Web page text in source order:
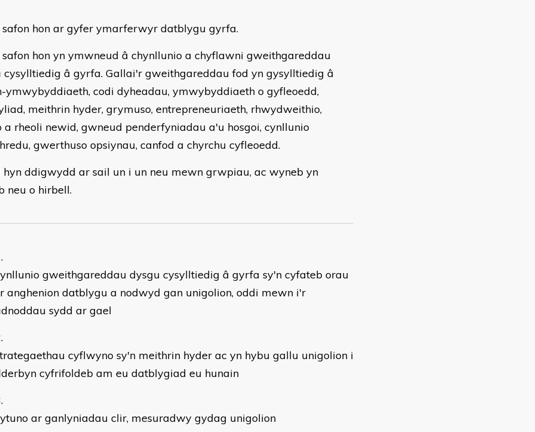
safon hon ar gyfer ymarferwyr datblygu gyrfa.
hon yn ymwneud â chynllunio a chyflawni gweithgareddau
cysylltiedig â gyrfa. Gallai'r gweithgareddau fod yn gysylltiedig â
ymwybyddiaeth, codi dyheadau, ymwybyddiaeth o gyfleoedd,
meithrin hyder, grymuso, entrepreneuriaeth, rhwydweithio,
a rheoli newid, gwneud penderfyniadau a'u hosgoi, cynllunio
gwerthuso opsiynau, canfod a chyrchu cyfleoedd.
hyn ddigwydd ar sail un i un neu mewn grwpiau, ac wyneb yn
neu o hirbell.
gweithgareddau dysgu cysylltiedig â gyrfa sy'n cyfateb orau
anghenion datblygu a nodwyd gan unigolion, oddi mewn i'r
sydd ar gael
cyflwyno sy'n meithrin hyder ac yn hybu gallu unigolion i
cyfrifoldeb am eu datblygiad eu hunain
ar ganlyniadau clir, mesuradwy gydag unigolion